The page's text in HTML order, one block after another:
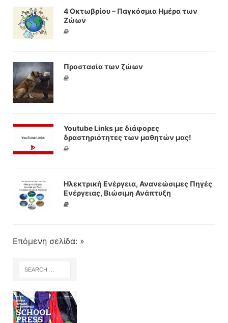
4 Οκτωβρίου – Παγκόσμια Ημέρα των
Ζώων
Προστασία των ζώων
Youtube Links με διάφορες
δραστηριότητες των μαθητών μας!
Ηλεκτρική Ενέργεια, Ανανεώσιμες Πηγές
Ενέργειας, Βιώσιμη Ανάπτυξη
Επόμενη σελίδα: »